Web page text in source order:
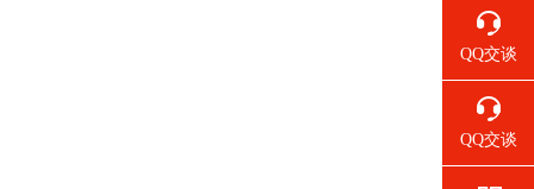
QQ交谈
QQ交谈